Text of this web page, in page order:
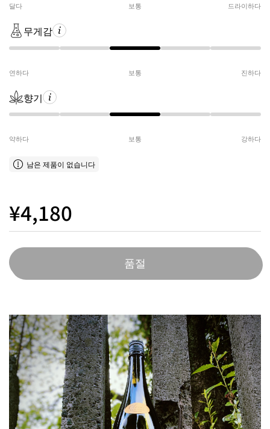
달다 보통 드라이하다
무게감
연하다 보통 진하다
향기
약하다 보통 강하다
남은 제품이 없습니다
¥4,180
품절